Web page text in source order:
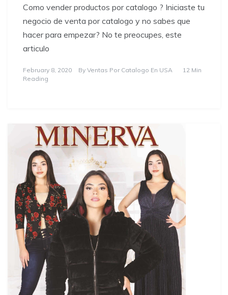
Como vender productos por catalogo ? Iniciaste tu
negocio de venta por catalogo y no sabes que
hacer para empezar? No te preocupes, este
articulo
February 8, 2020 By Ventas Por Catalogo En USA
12 Min
Reading